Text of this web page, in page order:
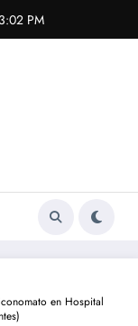
PM
en Hospital